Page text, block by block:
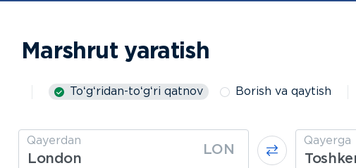
Marshrut yaratish
Toʻgʻridan-toʻgʻri qatnov Borish va qaytish
Qayerdan
London
LON
Qayerga